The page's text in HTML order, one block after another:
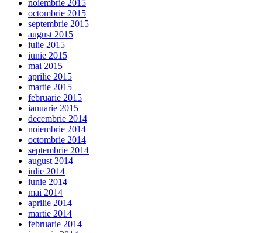
noiembrie 2015
octombrie 2015
septembrie 2015
august 2015
iulie 2015
iunie 2015
mai 2015
aprilie 2015
martie 2015
februarie 2015
ianuarie 2015
decembrie 2014
noiembrie 2014
octombrie 2014
septembrie 2014
august 2014
iulie 2014
iunie 2014
mai 2014
aprilie 2014
martie 2014
februarie 2014